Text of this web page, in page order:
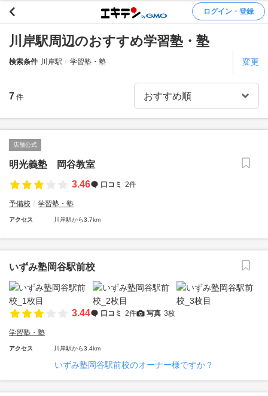
ログイン・登録
川岸駅周辺のおすすめ学習塾・塾
検索条件 川岸駅 学習塾・塾 変更
7 件
店舗公式
明光義塾 岡谷教室
3.46
口コミ 2件
予備校 学習塾・塾
アクセス 川岸駅から3.7km
いずみ塾岡谷駅前校
3.44 口コミ 2件 写真 3枚
学習塾・塾
アクセス 川岸駅から3.4km
いずみ塾岡谷駅前校のオーナー様ですか？